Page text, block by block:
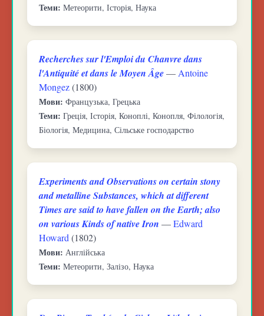
Теми: Метеорити, Історія, Наука
Recherches sur l'Emploi du Chanvre dans
l'Antiquité et dans le Moyen Âge— Antoine
Mongez(1800)
Мови: Французька, Грецька
Теми: Греція, Історія, Коноплі, Конопля, Філологія,
Біологія, Медицина, Сільське господарство
Experiments and Observations on certain stony
and metalline Substances, which at different
Times are said to have fallen on the Earth; also
on various Kinds of native Iron —Edward
Howard (1802)
Мови: Англійська
Теми: Метеорити, Залізо, Наука